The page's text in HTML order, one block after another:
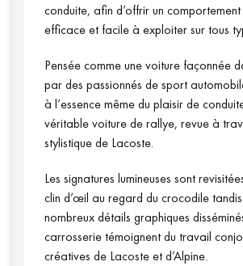
Connexion
conduite, afin d’offrir un
efficace et facile à exploiter sur tous
Pensée comme une voiture façonnée
par des passionnés de sport
à l’essence même du plaisir de
véritable voiture de rallye, revue à
stylistique de Lacoste.
Les signatures lumineuses sont
clin d’œil au regard du crocodile
nombreux détails graphiques
carrosserie témoignent du travail
créatives de Lacoste et d’Alpine.